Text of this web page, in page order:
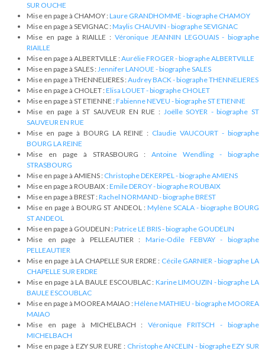
SUR OUCHE
Mise en page à CHAMOY :Laure GRANDHOMME - biographe CHAMOY
Mise en page à SEVIGNAC :Maylis CHAUVIN - biographe SEVIGNAC
Mise en page à RIAILLE : Véronique JEANNIN LEGOUAIS - biographe
RIAILLE
Mise en page à ALBERTVILLE :Aurélie FROGER - biographe ALBERTVILLE
Mise en page à SALES :Jennifer LANOUE - biographe SALES
Mise en page à THENNELIERES :Audrey BACK - biographe THENNELIERES
Mise en page à CHOLET :Elisa LOUET - biographe CHOLET
Mise en page à ST ETIENNE :Fabienne NEVEU - biographe ST ETIENNE
Mise en page à ST SAUVEUR EN RUE : Joëlle SOYER - biographe ST
SAUVEUR EN RUE
Mise en page à BOURG LA REINE : Claudie VAUCOURT - biographe
BOURG LA REINE
Mise en page à STRASBOURG :Antoine Wendling - biographe
STRASBOURG
Mise en page à AMIENS : Christophe DEKERPEL - biographe AMIENS
Mise en page à ROUBAIX :Emile DEROY - biographe ROUBAIX
Mise en page à BREST :Rachel NORMAND - biographe BREST
Mise en page à BOURG ST ANDEOL : Mylène SCALA - biographe BOURG
ST ANDEOL
Mise en page à GOUDELIN :Patrice LE BRIS - biographe GOUDELIN
Mise en page à PELLEAUTIER : Marie-Odile FEBVAY - biographe
PELLEAUTIER
Mise en page à LA CHAPELLE SUR ERDRE : Cécile GARNIER - biographe LA
CHAPELLE SUR ERDRE
Mise en page à LA BAULE ESCOUBLAC : Karine LIMOUZIN - biographe LA
BAULE ESCOUBLAC
Mise en page à MOOREA MAIAO :Hélène MATHIEU - biographe MOOREA
MAIAO
Mise en page à MICHELBACH :Véronique FRITSCH - biographe
MICHELBACH
Mise en page à EZY SUR EURE : Christophe ANCELIN - biographe EZY SUR